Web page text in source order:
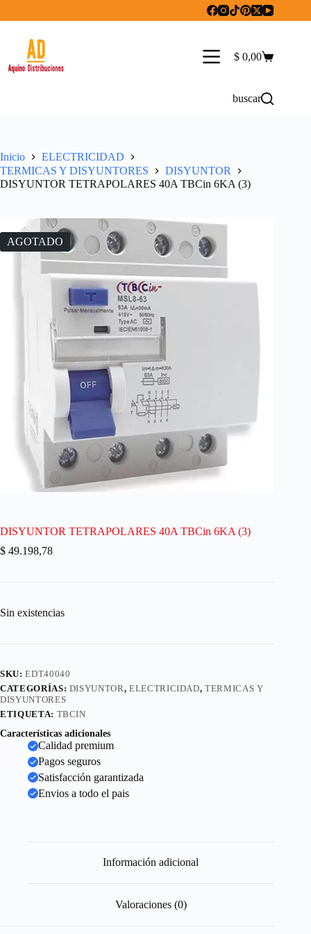
Carro
$ 0,00
buscar
Inicio
ELECTRICIDAD
TERMICAS Y DISYUNTORES
DISYUNTOR
DISYUNTOR TETRAPOLARES 40A TBCin 6KA (3)
AGOTADO
DISYUNTOR TETRAPOLARES 40A TBCin 6KA (3)
$ 49.198,78
Sin existencias
SKU:EDT40040
CATEGORÍAS: DISYUNTOR, ELECTRICIDAD,TERMICAS Y
DISYUNTORES
ETIQUETA: TBCIN
Características adicionales
Calidad premium
Pagos seguros
Satisfacción garantizada
Envios a todo el pais
Información adicional
Valoraciones (0)